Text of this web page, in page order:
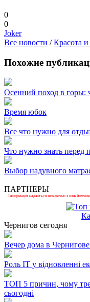
0
0
Joker
Все новости /Красота и
Похожие
Осенний поход в горы:
Время юбок
Все что нужно для
Что нужно знать перед
Выбор надувного
ПАРТНЕРЫ
Інформація надається виключно з
Чернигов сегодня
Вечер дома в
Роль ІТ у відновленні
ТОП 5 причин, чому
сьогодні